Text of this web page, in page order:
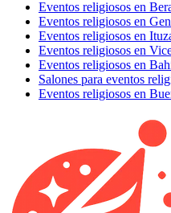
Eventos religiosos en
Eventos religiosos en
Eventos religiosos en
Eventos religiosos en
Eventos religiosos en
Salones para eventos
Eventos religiosos en